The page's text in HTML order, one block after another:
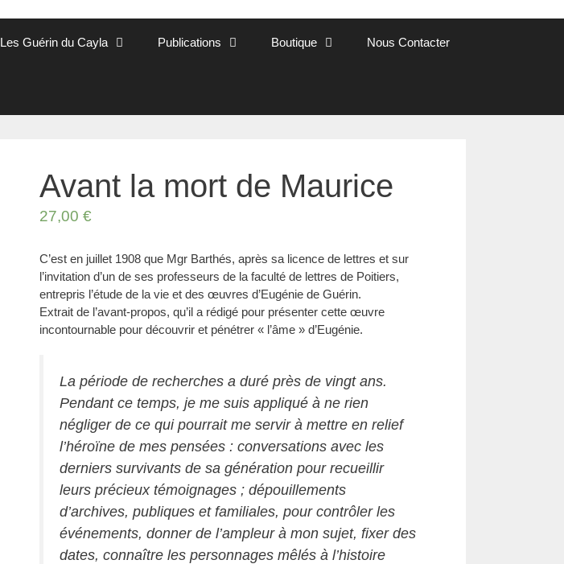
Les Guérin du Cayla Publications Boutique Nous Contacter
Avant la mort de Maurice
27,00€
C’est en juillet 1908 que Mgr Barthés, après sa licence de lettres et sur
l’invitation d’un de ses professeurs de la faculté de lettres de Poitiers,
entrepris l’étude de la vie et des œuvres d’Eugénie de Guérin.
Extrait de l’avant-propos, qu’il a rédigé pour présenter cette œuvre
incontournable pour découvrir et pénétrer « l’âme » d’Eugénie.
La période de recherches a duré près de vingt ans.
Pendant ce temps, je me suis appliqué à ne rien
négliger de ce qui pourrait me servir à mettre en relief
l’héroïne de mes pensées : conversations avec les
derniers survivants de sa génération pour recueillir
leurs précieux témoignages ; dépouillements
d’archives, publiques et familiales, pour contrôler les
événements, donner de l’ampleur à mon sujet, fixer des
dates, connaître les personnages mêlés à l’histoire